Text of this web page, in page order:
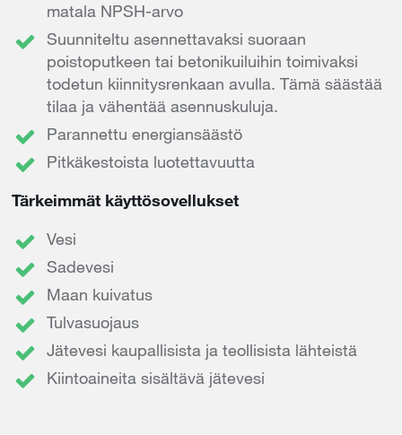
matala NPSH-arvo
Suunniteltu asennettavaksi suoraan
poistoputkeen tai betonikuiluihin toimivaksi
todetun kiinnitysrenkaan avulla. Tämä säästää
tilaa ja vähentää asennuskuluja.
Parannettu energiansäästö
Pitkäkestoista luotettavuutta
Tärkeimmät käyttösovellukset
Vesi
Sadevesi
Maan kuivatus
Tulvasuojaus
Jätevesi kaupallisista ja teollisista lähteistä
Kiintoaineita sisältävä jätevesi